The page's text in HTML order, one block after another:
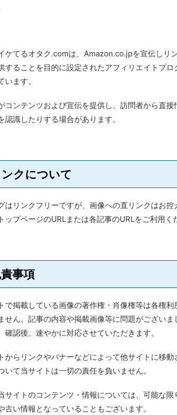
ケてるオタク.comは、Amazon.co.jpを宣伝しリ
することを目的に設定されたアフィリエイトプ
います。
コンテンツおよび宣伝を提供し、訪問者から直
認識したりする場合があります。
ンクについて
はリンクフリーですが、画像への直リンクはお
ップページのURLまたは各記事のURLをご利用く
事項
で掲載している画像の著作権・肖像権等は各権
せん。記事の内容や掲載画像等に問題がござい
確認後、速やかに対応させていただきます。
からリンクやバナーなどによって他サイトに移
いて当サイトは一切の責任を負いません。
サイトのコンテンツ・情報については、可能な
古い情報となっていることもございます。